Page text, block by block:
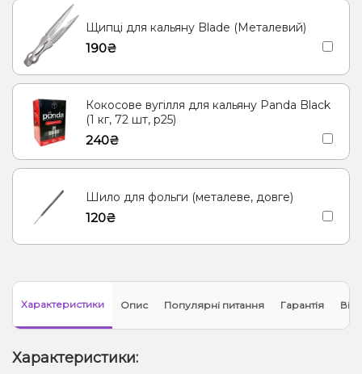
Щипці для кальяну Blade (Металевий)
190₴
Кокосове вугілля для кальяну Panda Black
(1 кг, 72 шт, р25)
240₴
Шило для фольги (металеве, довге)
120₴
Характеристики Опис Популярні питання Гарантія
Характеристики: